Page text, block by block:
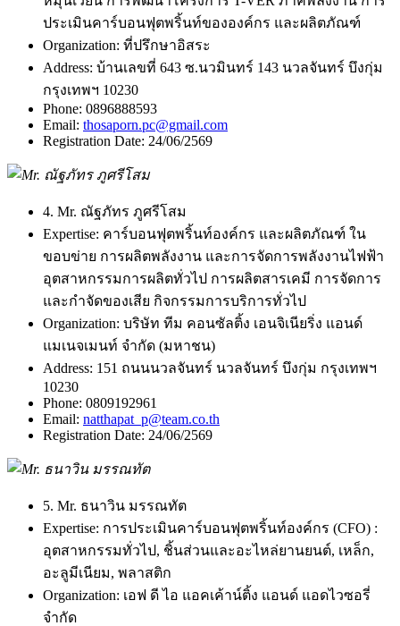
ประเมินคาร์บอนฟุตพริ้นท์ขององค์กร และผลิตภัณฑ์
Organization: ที่ปรึกษาอิสระ
Address: บ้านเลขที่ 643 ซ.นวมินทร์ 143 นวลจันทร์ บึงกุ่ม
กรุงเทพฯ 10230
Phone: 0896888593
Email: thosaporn.pc@gmail.com
Registration Date: 24/06/2569
4. Mr. ณัฐภัทร ภูศรีโสม
Expertise: คาร์บอนฟุตพริ้นท์องค์กร และผลิตภัณฑ์ ใน
ขอบข่าย การผลิตพลังงาน และการจัดการพลังงานไฟฟ้า
อุตสาหกรรมการผลิตทั่วไป การผลิตสารเคมี การจัดการ
และกำจัดของเสีย กิจกรรมการบริการทั่วไป
Organization: บริษัท ทีม คอนซัลติ้ง เอนจิเนียริ่ง แอนด์
แมเนจเมนท์ จำกัด (มหาชน)
Address: 151 ถนนนวลจันทร์ นวลจันทร์ บึงกุ่ม กรุงเทพฯ
10230
Phone: 0809192961
Email: natthapat_p@team.co.th
Registration Date: 24/06/2569
5. Mr. ธนาวิน มรรณทัต
Expertise: การประเมินคาร์บอนฟุตพริ้นท์องค์กร (CFO) :
อุตสาหกรรมทั่วไป, ชิ้นส่วนและอะไหล่ยานยนต์, เหล็ก,
อะลูมีเนียม, พลาสติก
Organization: เอฟ ดี ไอ แอคเค้าน์ติ้ง แอนด์ แอดไวซอรี่
จำกัด